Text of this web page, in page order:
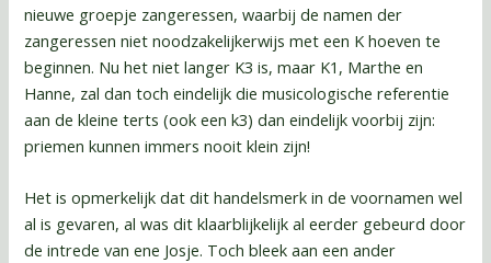
nieuwe groepje zangeressen, waarbij de namen der
zangeressen niet noodzakelijkerwijs met een K hoeven te
beginnen. Nu het niet langer K3 is, maar K1, Marthe en
Hanne, zal dan toch eindelijk die musicologische referentie
aan de kleine terts (ook een k3) dan eindelijk voorbij zijn:
priemen kunnen immers nooit klein zijn!
Het is opmerkelijk dat dit handelsmerk in de voornamen wel
al is gevaren, al was dit klaarblijkelijk al eerder gebeurd door
de intrede van ene Josje. Toch bleek aan een ander